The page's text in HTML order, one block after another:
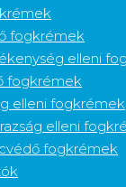
fogkrémek
elleni
fogkrémek
elleni fogkrémek
elleni
fogkrémek